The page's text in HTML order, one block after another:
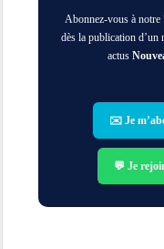
Abonnez-vous à
dès la publication d’un
actus
✉️ Je
💬 Je